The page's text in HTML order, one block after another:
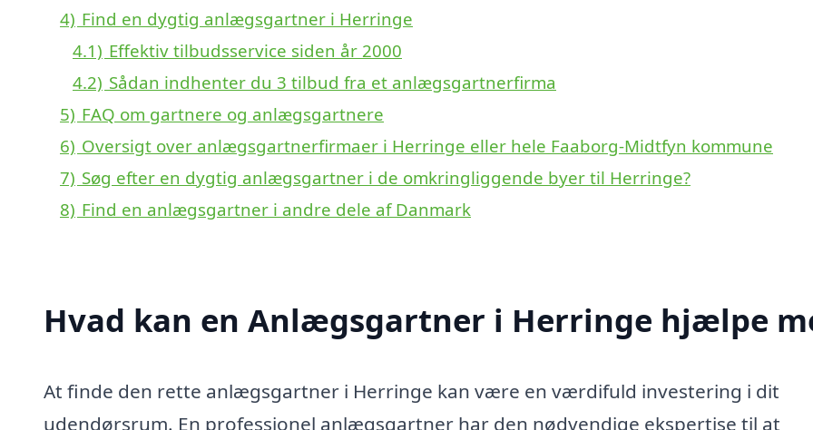
4) Find en dygtig anlægsgartner i Herringe
4.1) Effektiv tilbudsservice siden år 2000
4.2) Sådan indhenter du 3 tilbud fra et anlægsgartnerfirma
5) FAQ om gartnere og anlægsgartnere
6) Oversigt over anlægsgartnerfirmaer i Herringe eller hele Faaborg-Midtfyn kommune
7) Søg efter en dygtig anlægsgartner i de omkringliggende byer til Herringe?
8) Find en anlægsgartner i andre dele af Danmark
Hvad kan en Anlægsgartner i Herringe hjælpe
At finde den rette anlægsgartner i Herringe kan være en værdifuld investering i dit
udendørsrum. En professionel anlægsgartner har den nødvendige ekspertise til at